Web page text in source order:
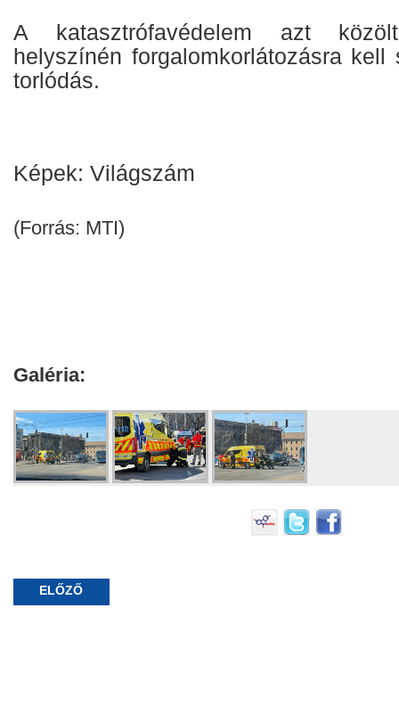
A katasztrófavédelem azt
helyszínén forgalomkorlátozásra
torlódás.
Képek: Világszám
(Forrás: MTI)
Galéria:
ELŐZŐ